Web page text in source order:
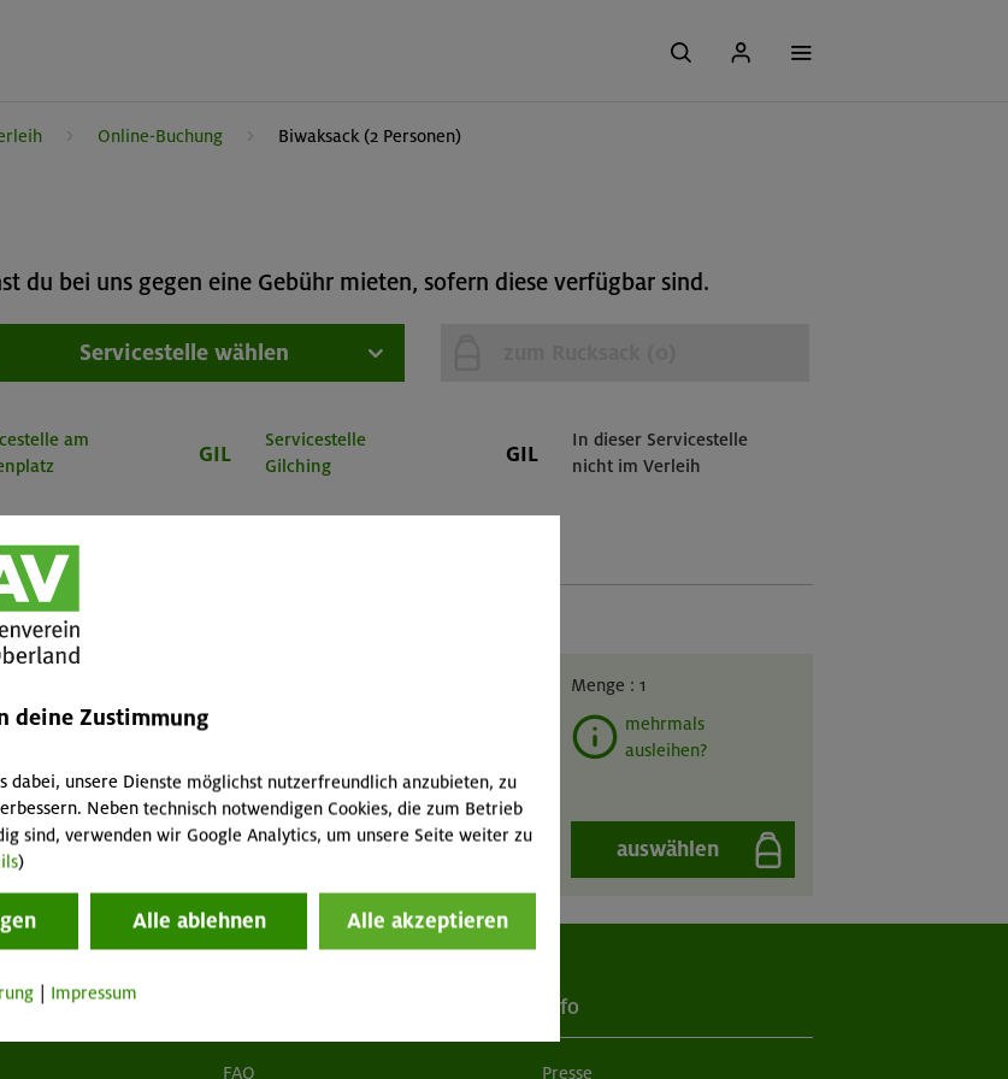
Online-Buchung Biwaksack (2 Personen)
du bei uns gegen eine Gebühr mieten, sofern diese verfügbar sind.
Servicestelle wählen
am
GIL
Servicestelle
Gilching
GIL
In dieser Servicestelle
nicht im Verleih
(<18 Jahre) / Nichtmitglied
/ 0,75 / 3 € pro Tag
Menge : 1
mehrmals
ausleihen?
auswählen
FAQ
Info
Presse
deine Zustimmung
dabei, unsere Dienste möglichst nutzerfreundlich anzubieten, zu
Neben technisch notwendigen Cookies, die zum Betrieb
sind, verwenden wir Google Analytics, um unsere Seite weiter zu
)
Alle ablehnen Alle akzeptieren
Impressum